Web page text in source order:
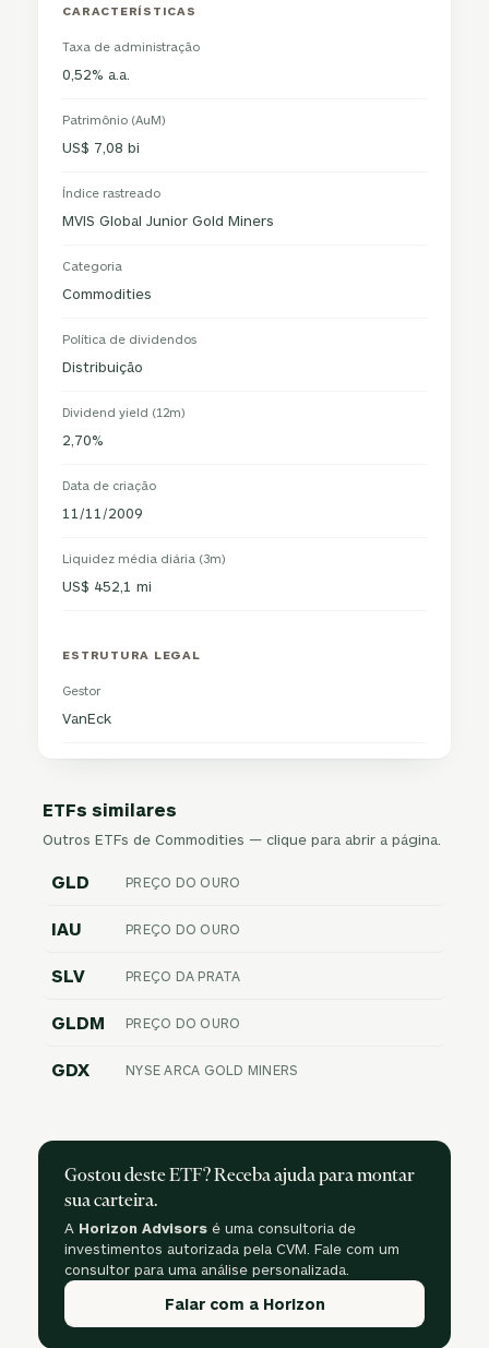
CARACTERÍSTICAS
Taxa de administração
0,52% a.a.
Patrimônio (AuM)
US$ 7,08 bi
Índice rastreado
MVIS Global Junior Gold Miners
Categoria
Commodities
Política de dividendos
Distribuição
Dividend yield (12m)
2,70%
Data de criação
11/11/2009
Liquidez média diária (3m)
US$ 452,1 mi
ESTRUTURA LEGAL
Gestor
VanEck
ETFs similares
Outros ETFs de Commodities — clique para abrir a página.
GLD PREÇO DO OURO
IAU PREÇO DO OURO
SLV PREÇO DA PRATA
GLDM PREÇO DO OURO
GDX NYSE ARCA GOLD MINERS
Gostou deste ETF? Receba ajuda para montar
sua carteira.
A Horizon Advisors é uma consultoria de
investimentos autorizada pela CVM. Fale com um
consultor para uma análise personalizada.
Falar com a Horizon